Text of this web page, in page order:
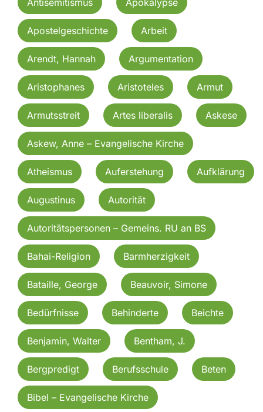
Apostelgeschichte Arbeit
Arendt, Hannah Argumentation
Aristophanes Aristoteles Armut
Armutsstreit Artes liberalis Askese
Askew, Anne – Evangelische Kirche
Atheismus Auferstehung Aufklärung
Augustinus Autorität
Autoritätspersonen – Gemeins. RU an BS
Bahai-Religion Barmherzigkeit
Bataille, George Beauvoir, Simone
Bedürfnisse Behinderte Beichte
Benjamin, Walter Bentham, J.
Bergpredigt Berufsschule Beten
Bibel – Evangelische Kirche